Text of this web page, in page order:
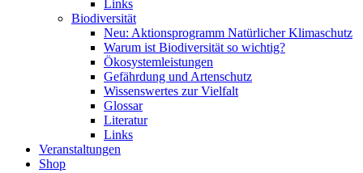
Links
Biodiversität
Neu: Aktionsprogramm Natürlicher Klimaschutz
Warum ist Biodiversität so wichtig?
Ökosystemleistungen
Gefährdung und Artenschutz
Wissenswertes zur Vielfalt
Glossar
Literatur
Links
Veranstaltungen
Shop